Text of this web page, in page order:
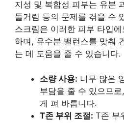
지성 및 복합성 피부는 유분
들거림 등의 문제를 겪을 수
스크림은 이러한 피부 타입
하며, 유수분 밸런스를 맞춰
는 데 도움을 줄 수 있습니다.
소량 사용: 너무 많은
부담을 줄 수 있으므
게 펴 바릅니다.
T존 부위 조절: T존 부